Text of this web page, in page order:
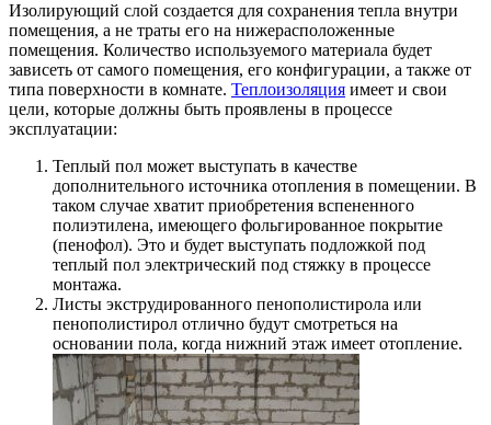
Изолирующий слой создается для сохранения тепла внутри
помещения, а не траты его на нижерасположенные
помещения. Количество используемого материала будет
зависеть от самого помещения, его конфигурации, а также от
типа поверхности в комнате. Теплоизоляция имеет и свои
цели, которые должны быть проявлены в процессе
эксплуатации:
Теплый пол может выступать в качестве
дополнительного источника отопления в помещении. В
таком случае хватит приобретения вспененного
полиэтилена, имеющего фольгированное покрытие
(пенофол). Это и будет выступать подложкой под
теплый пол электрический под стяжку в процессе
монтажа.
Листы экструдированного пенополистирола или
пенополистирол отлично будут смотреться на
основании пола, когда нижний этаж имеет отопление.